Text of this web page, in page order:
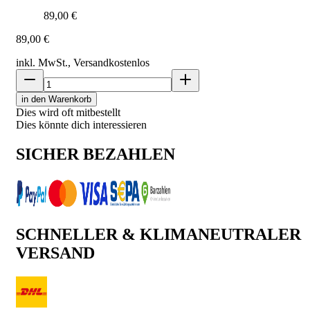
89,00 €
89,00 €
inkl. MwSt., Versandkostenlos
in den Warenkorb
Dies wird oft mitbestellt
Dies könnte dich interessieren
SICHER BEZAHLEN
SCHNELLER & KLIMANEUTRALER
VERSAND